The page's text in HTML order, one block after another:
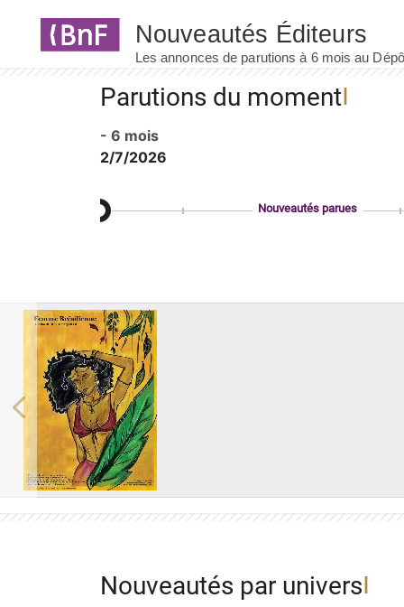
Parutions du moment
- 6 mois
2/7/2026
Nouveautés parues
Previous
Nouveautés par univers